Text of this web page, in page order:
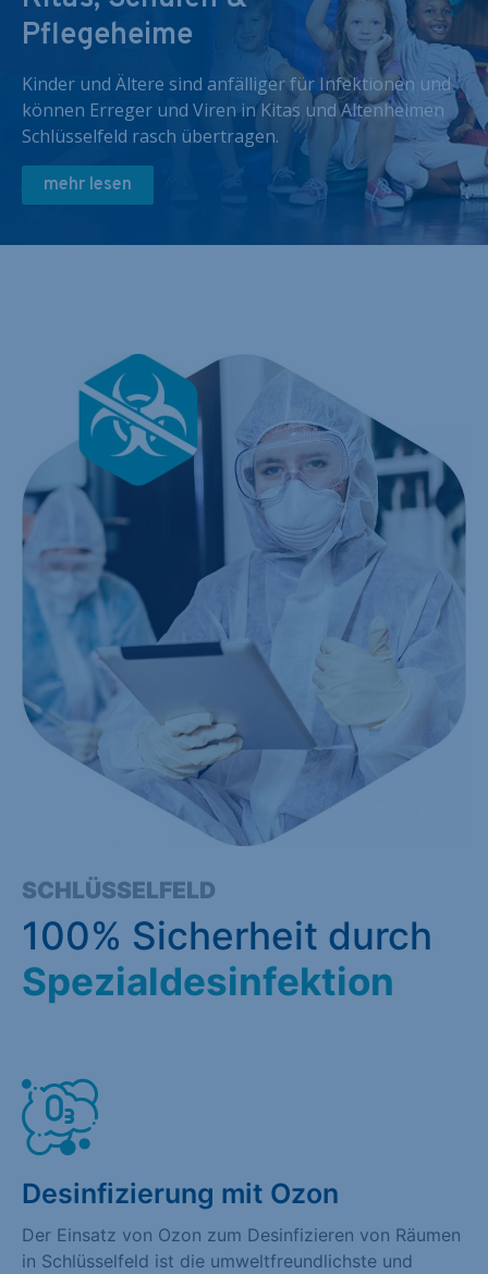
Pflegeheime
Kinder und Ältere sind anfälliger für Infektionen und
können Erreger und Viren in Kitas und Altenheimen
Schlüsselfeld rasch übertragen.
mehr lesen
SCHLÜSSELFELD
100% Sicherheit durch
Spezialdesinfektion
Desinfizierung mit Ozon
Der Einsatz von Ozon zum Desinfizieren von Räumen
in Schlüsselfeld ist die umweltfreundlichste und